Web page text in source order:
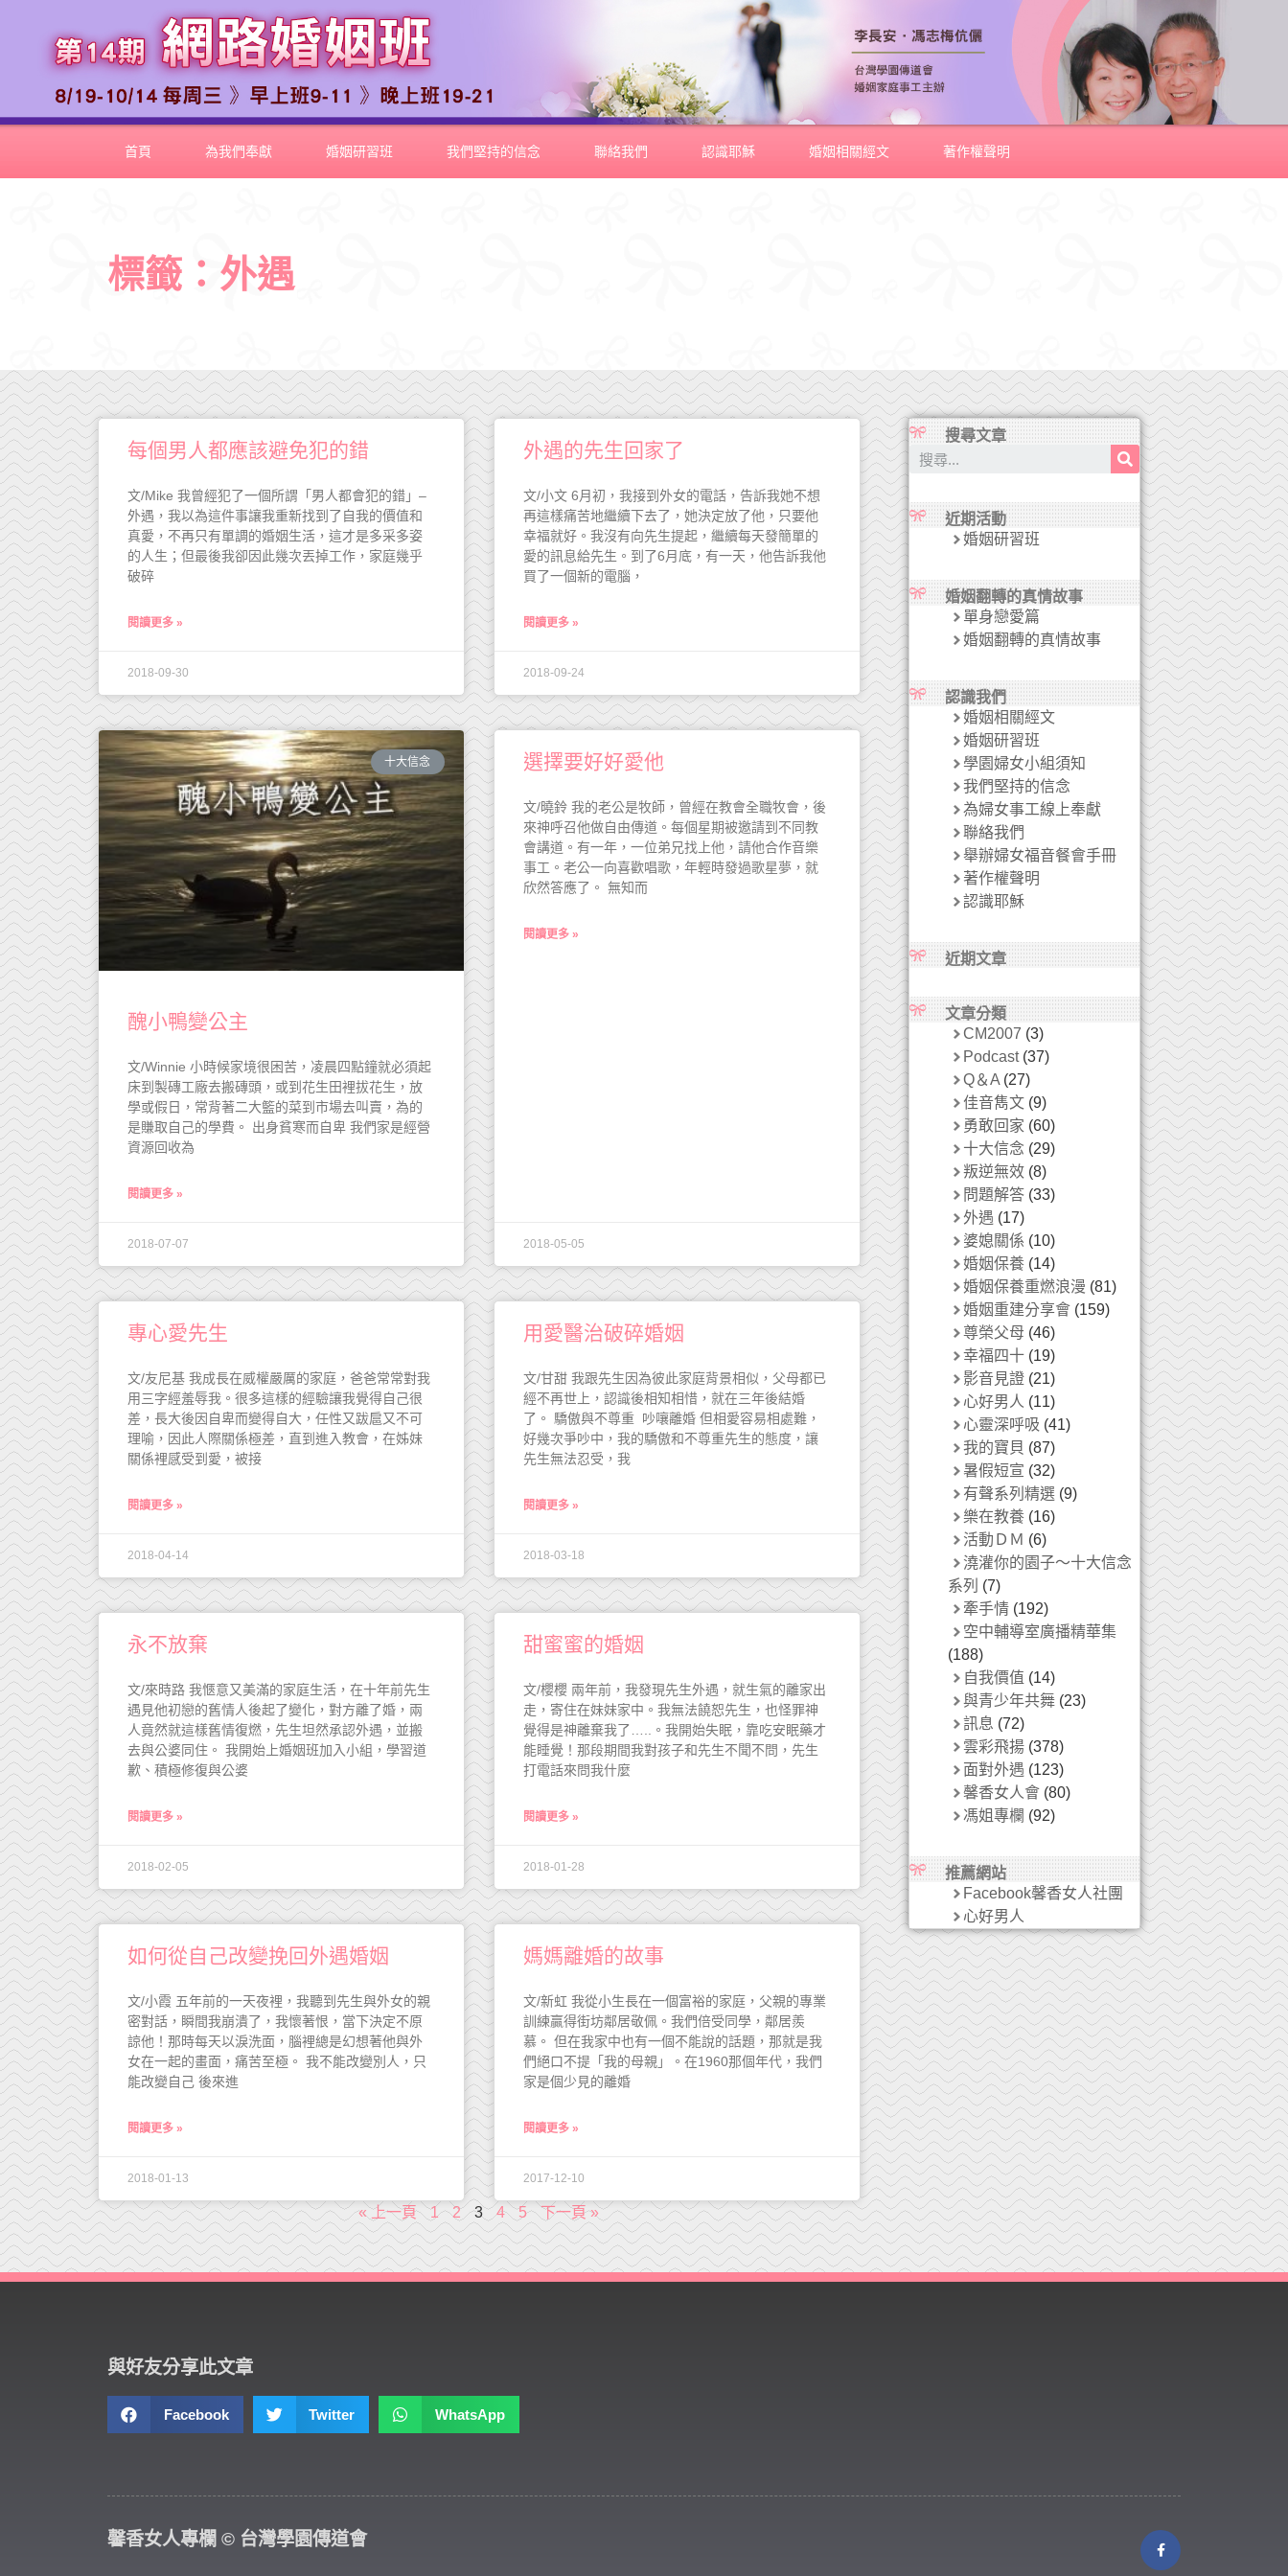
首頁 為我們奉獻 婚姻研習班 我們堅持的信念 聯絡我們 認識耶穌 婚姻相關經文 著作權聲明
標籤：外遇
每個男人都應該避免犯的錯
文/Mike 我曾經犯了一個所謂「男人都會犯的錯」–
外遇，我以為這件事讓我重新找到了自我的價值和
真愛，不再只有單調的婚姻生活，這才是多采多姿
的人生；但最後我卻因此幾次丟掉工作，家庭幾乎
破碎
閱讀更多 »
2018-09-30
外遇的先生回家了
文/小文 6月初，我接到外女的電話，告訴我她不想
再這樣痛苦地繼續下去了，她決定放了他，只要他
幸福就好。我沒有向先生提起，繼續每天發簡單的
愛的訊息給先生。到了6月底，有一天，他告訴我他
買了一個新的電腦，
閱讀更多 »
2018-09-24
十大信念
醜小鴨變公主
文/Winnie 小時候家境很困苦，凌晨四點鐘就必須起
床到製磚工廠去搬磚頭，或到花生田裡拔花生，放
學或假日，常背著二大籃的菜到市場去叫賣，為的
是賺取自己的學費。 出身貧寒而自卑 我們家是經營
資源回收為
閱讀更多 »
2018-07-07
選擇要好好愛他
文/曉鈴 我的老公是牧師，曾經在教會全職牧會，後
來神呼召他做自由傳道。每個星期被邀請到不同教
會講道。有一年，一位弟兄找上他，請他合作音樂
事工。老公一向喜歡唱歌，年輕時發過歌星夢，就
欣然答應了。 無知而
閱讀更多 »
2018-05-05
專心愛先生
文/友尼基 我成長在威權嚴厲的家庭，爸爸常常對我
用三字經羞辱我。很多這樣的經驗讓我覺得自己很
差，長大後因自卑而變得自大，任性又跋扈又不可
理喻，因此人際關係極差，直到進入教會，在姊妹
關係裡感受到愛，被接
閱讀更多 »
2018-04-14
用愛醫治破碎婚姻
文/甘甜 我跟先生因為彼此家庭背景相似，父母都已
經不再世上，認識後相知相惜，就在三年後結婚
了。 驕傲與不尊重 吵嚷離婚 但相愛容易相處難，
好幾次爭吵中，我的驕傲和不尊重先生的態度，讓
先生無法忍受，我
閱讀更多 »
2018-03-18
永不放棄
文/來時路 我愜意又美滿的家庭生活，在十年前先生
遇見他初戀的舊情人後起了變化，對方離了婚，兩
人竟然就這樣舊情復燃，先生坦然承認外遇，並搬
去與公婆同住。 我開始上婚姻班加入小組，學習道
歉、積極修復與公婆
閱讀更多 »
2018-02-05
甜蜜蜜的婚姻
文/櫻櫻 兩年前，我發現先生外遇，就生氣的離家出
走，寄住在妹妹家中。我無法饒恕先生，也怪罪神
覺得是神離棄我了…..。我開始失眠，靠吃安眠藥才
能睡覺！那段期間我對孩子和先生不聞不問，先生
打電話來問我什麼
閱讀更多 »
2018-01-28
如何從自己改變挽回外遇婚姻
文/小霞 五年前的一天夜裡，我聽到先生與外女的親
密對話，瞬間我崩潰了，我懷著恨，當下決定不原
諒他！那時每天以淚洗面，腦裡總是幻想著他與外
女在一起的畫面，痛苦至極。 我不能改變別人，只
能改變自己 後來進
閱讀更多 »
2018-01-13
媽媽離婚的故事
文/新虹 我從小生長在一個富裕的家庭，父親的專業
訓練贏得街坊鄰居敬佩。我們倍受同學，鄰居羨
慕。 但在我家中也有一個不能說的話題，那就是我
們絕口不提「我的母親」。在1960那個年代，我們
家是個少見的離婚
閱讀更多 »
2017-12-10
« 上一頁 1 2 3 4 5 下一頁 »
搜尋文章
近期活動
婚姻研習班
婚姻翻轉的真情故事
單身戀愛篇
婚姻翻轉的真情故事
認識我們
婚姻相關經文
婚姻研習班
學園婦女小組須知
我們堅持的信念
為婦女事工線上奉獻
聯絡我們
舉辦婦女福音餐會手冊
著作權聲明
認識耶穌
近期文章
文章分類
CM2007 (3)
Podcast(37)
Q＆A(27)
佳音雋文(9)
勇敢回家 (60)
十大信念 (29)
叛逆無效(8)
問題解答(33)
外遇 (17)
婆媳關係 (10)
婚姻保養(14)
婚姻保養重燃浪漫 (81)
婚姻重建分享會(159)
尊榮父母 (46)
幸福四十(19)
影音見證(21)
心好男人 (11)
心靈深呼吸 (41)
我的寶貝 (87)
暑假短宣 (32)
有聲系列精選(9)
樂在教養(16)
活動ＤＭ (6)
澆灌你的園子～十大信念
系列 (7)
牽手情(192)
空中輔導室廣播精華集
(188)
自我價值 (14)
與青少年共舞(23)
訊息 (72)
雲彩飛揚(378)
面對外遇 (123)
馨香女人會(80)
馮姐專欄 (92)
推薦網站
Facebook馨香女人社團
心好男人
與好友分享此文章
Facebook Twitter WhatsApp
馨香女人專欄 © 台灣學園傳道會